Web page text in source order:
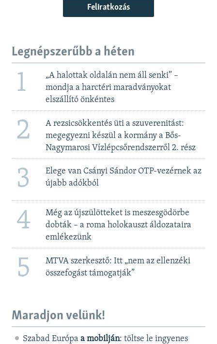
Feliratkozás
Legnépszerűbb a héten
1
„A halottak oldalán nem áll senki” –
mondja a harctéri maradványokat
elszállító önkéntes
2
A rezsicsökkentés üti a szuverenitást:
megegyezni készül a kormány a Bős-
Nagymarosi Vízlépcsőrendszerről 2. rész
3
Elege van Csányi Sándor OTP-vezérnek az
újabb adókból
4
Még az újszülötteket is meszesgödörbe
dobták – a roma holokauszt áldozataira
emlékezünk
5
MTVA szerkesztő: Itt „nem az ellenzéki
összefogást támogatják”
Maradjon velünk!
Szabad Európa a mobilján: töltse le ingyenes